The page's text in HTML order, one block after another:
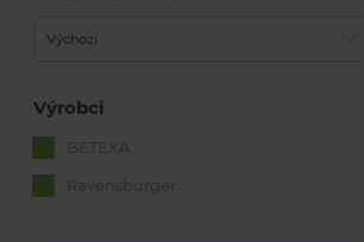
Výchozí
Výrobci
BETEXA
Ravensburger